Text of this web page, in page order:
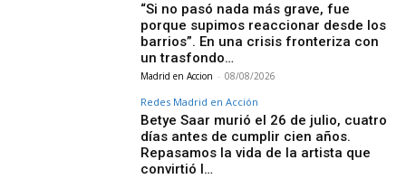
“Si no pasó nada más grave, fue
porque supimos reaccionar desde los
barrios”. En una crisis fronteriza con
un trasfondo…
Madrid en Accion - 08/08/2026
Redes Madrid en Acción
Betye Saar murió el 26 de julio, cuatro
días antes de cumplir cien años.
Repasamos la vida de la artista que
convirtió l…